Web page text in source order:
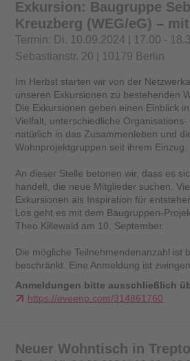
Exkursion: Baugruppe
Kreuzberg (WEG/eG) –
Termin: Di. 10.09.2024 | 17.00 -
Sebastianstr. 20 | 10179 Berlin
Im Herbst starten wir von der
unseren Exkursionen zu bestehenden
Die Exkursionen geben einen Einblick
Vielfalt, unterschiedliche
natürlich in das Zusammenleben und
Wohnprojektgruppen seit ihrem Einzug.
An dieser Stelle betonen wir, dass es
handelt, die neue Mitglieder suchen.
Exkursionen als Inspiration für
Los geht es mit dem Baugruppen-
Theo Killewald am 10. September.
Die mögliche Teilnehmendenanzahl ist
beschränkt. Eine Anmeldung ist
Anmeldungen bitte ausschließlich
https://eveeno.com/314861760
Neuer Wohntisch in